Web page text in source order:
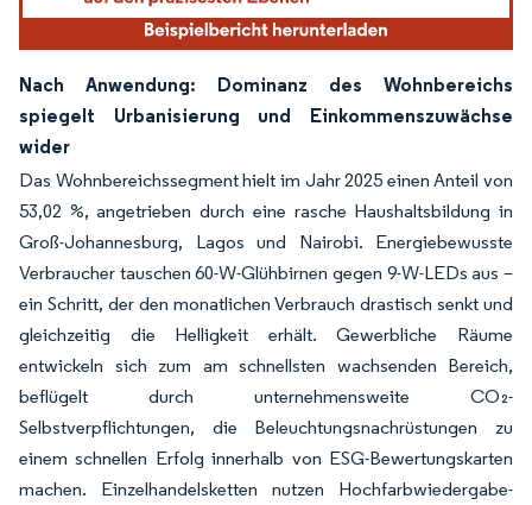
Nach Anwendung: Dominanz des Wohnbereichs
spiegelt Urbanisierung und Einkommenszuwächse
wider
Das Wohnbereichssegment hielt im Jahr 2025 einen Anteil von
53,02 %, angetrieben durch eine rasche Haushaltsbildung in
Groß-Johannesburg, Lagos und Nairobi. Energiebewusste
Verbraucher tauschen 60-W-Glühbirnen gegen 9-W-LEDs aus –
ein Schritt, der den monatlichen Verbrauch drastisch senkt und
gleichzeitig die Helligkeit erhält. Gewerbliche Räume
entwickeln sich zum am schnellsten wachsenden Bereich,
beflügelt durch unternehmensweite CO₂-
Selbstverpflichtungen, die Beleuchtungsnachrüstungen zu
einem schnellen Erfolg innerhalb von ESG-Bewertungskarten
machen. Einzelhandelsketten nutzen Hochfarbwiedergabe-